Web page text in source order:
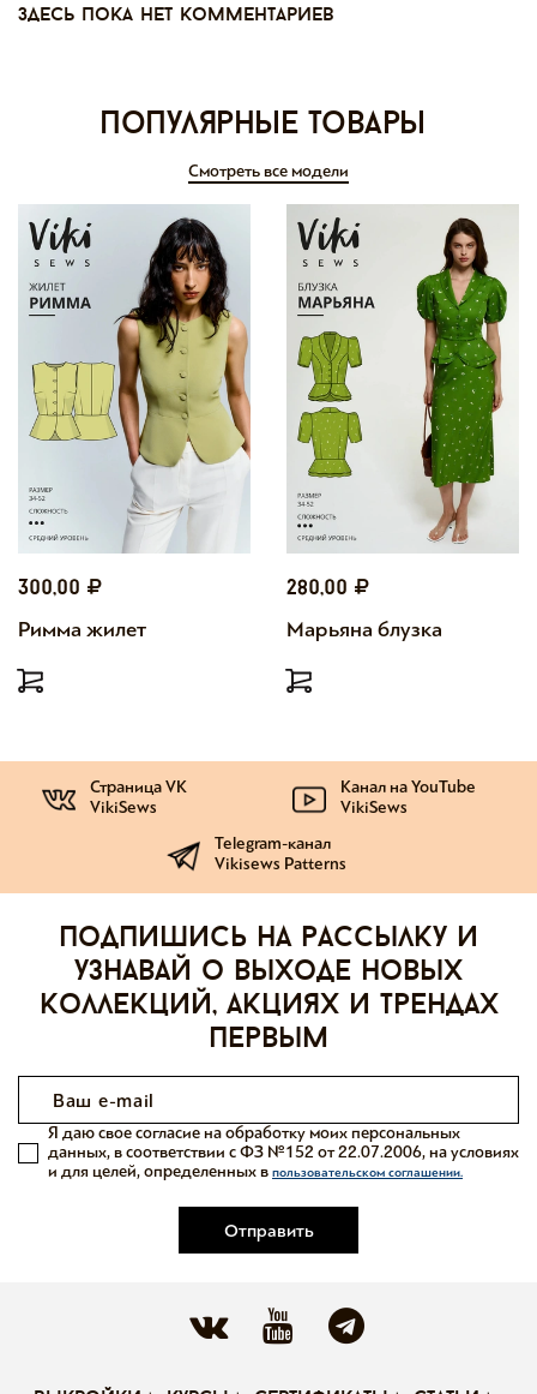
Здесь пока нет комментариев
Популярные товары
Смотреть все модели
300,00
Римма жилет
280,00
Марьяна блузка
Страница VK
VikiSews
Канал на YouTube
VikiSews
Telegram-канал
Vikisews Patterns
Подпишись на рассылку и
узнавай о выходе новых
коллекций, акциях и трендах
первым
Отправить
Я даю свое согласие на обработку моих персональных
данных, в соответствии с ФЗ №152 от 22.07.2006, на условиях
и для целей, определенных в пользовательском соглашении.